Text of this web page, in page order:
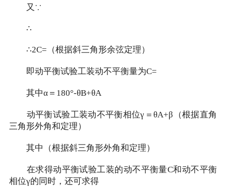
又∵
∴
∴2C=（根据斜三角形余弦定理）
即动平衡试验工装动不平衡量为C=
其中α＝180°-θB+θA
动平衡试验工装动不平衡相位γ＝θA+β（根据直角
三角形外角和定理）
其中（根据斜三角形外角和定理）
在求得动平衡试验工装的动不平衡量C和动不平衡
相位γ的同时，还可求得